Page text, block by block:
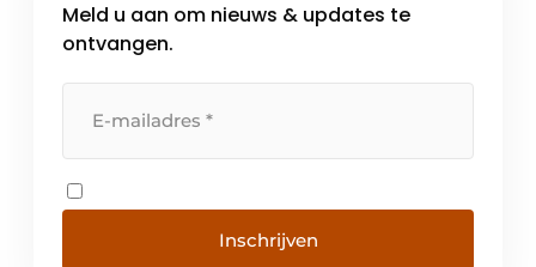
Meld u aan om nieuws & updates te
ontvangen.
Inschrijven